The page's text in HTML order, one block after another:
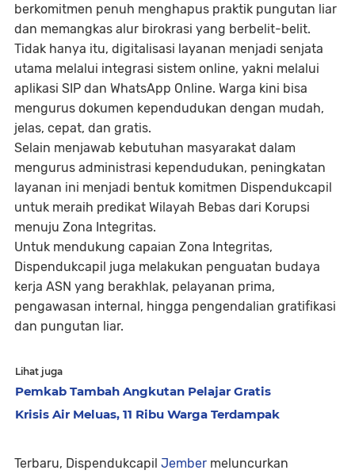
berkomitmen penuh menghapus praktik pungutan liar
dan memangkas alur birokrasi yang berbelit-belit.
Tidak hanya itu, digitalisasi layanan menjadi senjata
utama melalui integrasi sistem online, yakni melalui
aplikasi SIP dan WhatsApp Online. Warga kini bisa
mengurus dokumen kependudukan dengan mudah,
jelas, cepat, dan gratis.
Selain menjawab kebutuhan masyarakat dalam
mengurus administrasi kependudukan, peningkatan
layanan ini menjadi bentuk komitmen Dispendukcapil
untuk meraih predikat Wilayah Bebas dari Korupsi
menuju Zona Integritas.
Untuk mendukung capaian Zona Integritas,
Dispendukcapil juga melakukan penguatan budaya
kerja ASN yang berakhlak, pelayanan prima,
pengawasan internal, hingga pengendalian gratifikasi
dan pungutan liar.
Lihat juga
Pemkab Tambah Angkutan Pelajar Gratis
Krisis Air Meluas, 11 Ribu Warga Terdampak
Terbaru, Dispendukcapil Jember meluncurkan